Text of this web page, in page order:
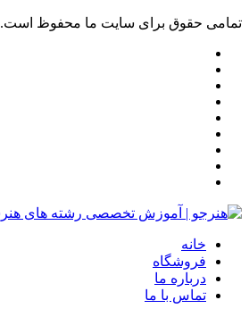
تمامی حقوق برای سایت ما محفوظ است.
خانه
فروشگاه
درباره ما
تماس با ما